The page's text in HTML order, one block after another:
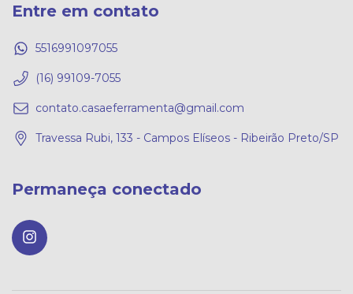
Entre em contato
5516991097055
(16) 99109-7055
contato.casaeferramenta@gmail.com
Travessa Rubi, 133 - Campos Elíseos - Ribeirão Preto/SP
Permaneça conectado